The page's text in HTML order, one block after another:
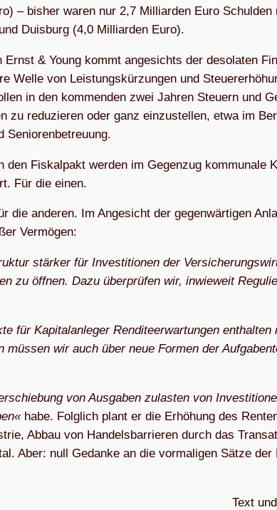
– bis­her wa­ren nur 2,7 Mil­li­ar­den Eu­ro
Duis­burg (4,0 Mil­li­ar­den Euro).
& Young kommt an­ge­sichts der de­so­la­ten
Wel­le von Leis­tungs­kür­zun­gen und
in den kom­men­den zwei Jah­ren Steu­ern und
zu re­du­zie­ren oder ganz ein­zu­stel­len, et­wa im
Seniorenbetreuung.
den Fis­kal­pakt wer­den im Ge­gen­zug kom­mu­na­le
Für die einen.
die an­de­ren. Im An­ge­sicht der ge­gen­wär­ti­gen
Vermögen:
stär­ker für In­ves­ti­tio­nen der
zu öff­nen. Da­zu über­prü­fen wir, in­wie­weit
für Ka­pi­tal­an­le­ger Ren­di­te­er­war­tun­gen ent­hal­ten
wir auch über neue For­men der
von Aus­ga­ben zu­las­ten von
ha­be. Folg­lich plant er die Er­hö­hung des
Ab­bau von Han­dels­bar­rie­ren durch das
Aber: null Ge­dan­ke an die vor­ma­li­gen Sät­ze
Text